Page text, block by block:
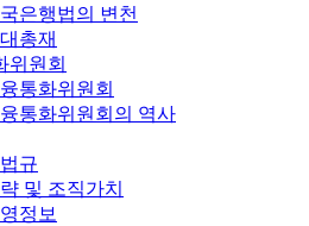
은행법의 변천
총재
위원회
통화위원회
통화위원회의 역사
규
및 조직가치
정보